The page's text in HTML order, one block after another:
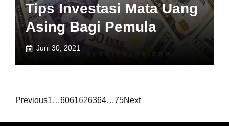
Tips Investasi Mata Uang
Asing Bagi Pemula
Juni 30, 2021
Previous1…6061626364…75Next